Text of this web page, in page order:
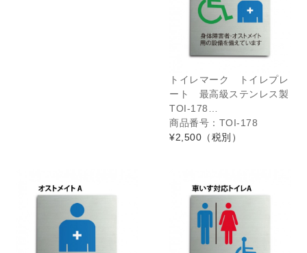
トイレマーク トイレプレ
ート 最高級ステンレス製
TOI-178…
商品番号：TOI-178
¥2,500 （税別）